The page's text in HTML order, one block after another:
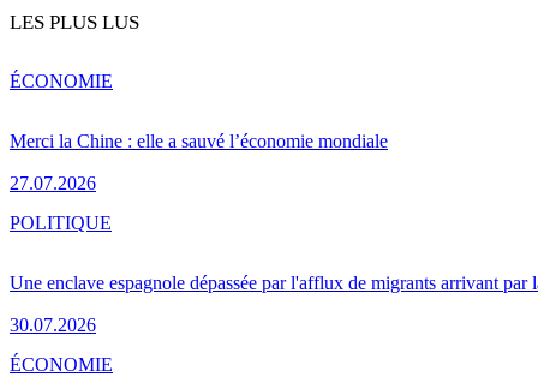
LES PLUS LUS
Merci la Chine : elle a sauvé l’économie mondiale
27.07.2026
ÉCONOMIE
Une enclave espagnole dépassée par l'afflux de migrants arrivant par
30.07.2026
POLITIQUE
ÉCONOMIE